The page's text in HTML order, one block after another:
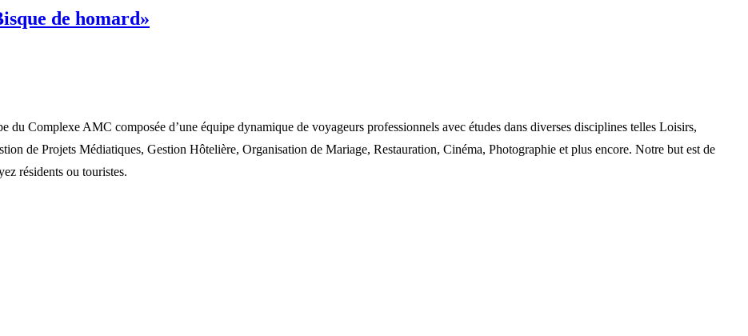
de homard»
du Complexe AMC composée d’une équipe dynamique de voyageurs professionnels avec études dans diverses disciplines telles Loisirs,
de Projets Médiatiques, Gestion Hôtelière, Organisation de Mariage, Restauration, Cinéma, Photographie et plus encore. Notre but est de
résidents ou touristes.